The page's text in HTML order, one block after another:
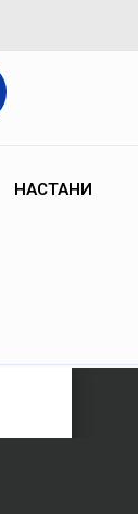
НАСТАНИ